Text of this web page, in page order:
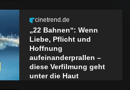
cinetrend.de
„22 Bahnen“: Wenn
Liebe, Pflicht und
Hoffnung
aufeinanderprallen –
diese Verfilmung geht
unter die Haut